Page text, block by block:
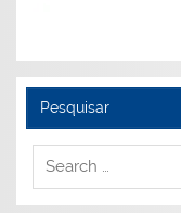
Pesquisar